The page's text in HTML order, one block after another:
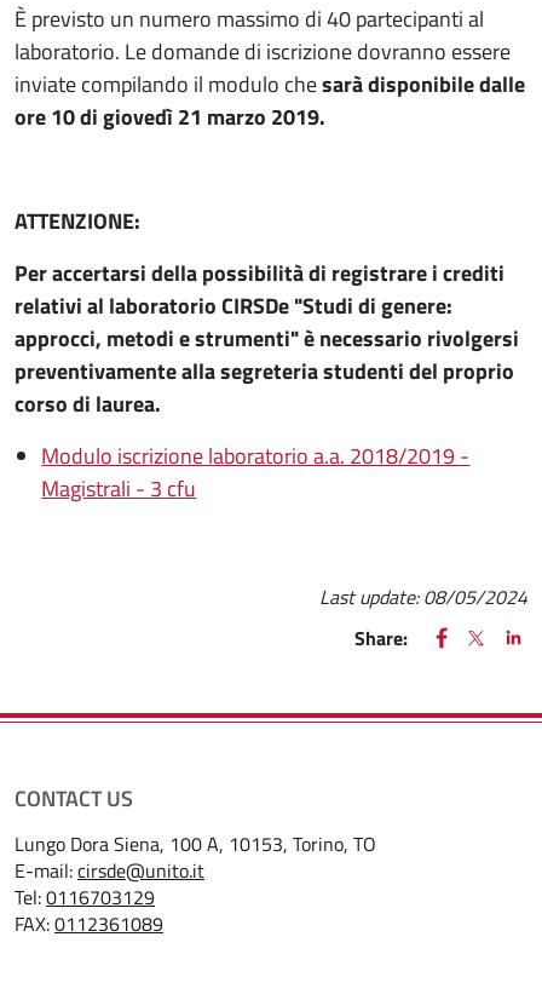
È previsto un numero massimo di 40 partecipanti al
laboratorio. Le domande di iscrizione dovranno essere
inviate compilando il modulo chesarà disponibile dalle
ore 10 di giovedì 21 marzo 2019.
ATTENZIONE:
Per accertarsi della possibilità di registrare i crediti
relativi al laboratorio CIRSDe "Studi di genere:
approcci, metodi e strumenti" è necessario rivolgersi
preventivamente alla segreteria studenti del proprio
corso di laurea.
Modulo iscrizione laboratorio a.a. 2018/2019 -
Magistrali - 3 cfu
Last update:08/05/2024
Share:
FACEBOOK
(apre una
X
(apre
CONTACT US
Lungo Dora Siena, 100 A, 10153, Torino, TO
E-mail:cirsde@unito.it
Tel:0116703129
FAX:0112361089